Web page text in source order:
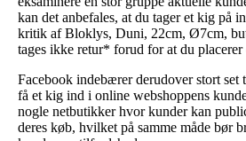
kan det anbefales, at du tager et kig på
kritik af Bloklys, Duni, 22cm, Ø7cm,
tages ikke retur* forud for at du placerer
Facebook indebærer derudover stort
få et kig ind i online webshoppens
nogle netbutikker hvor kunder kan
deres køb, hvilket på samme måde bør